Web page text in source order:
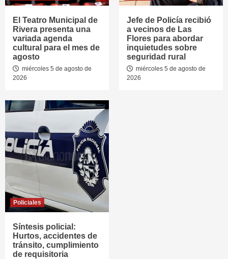
El Teatro Municipal de
Rivera presenta una
variada agenda
cultural para el mes de
agosto
miércoles 5 de agosto de
2026
Jefe de Policía recibió
a vecinos de Las
Flores para abordar
inquietudes sobre
seguridad rural
miércoles 5 de agosto de
2026
Policiales
Síntesis policial:
Hurtos, accidentes de
tránsito, cumplimiento
de requisitoria